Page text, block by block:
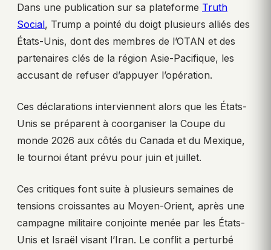
Dans une publication sur sa plateforme Truth
Social, Trump a pointé du doigt plusieurs alliés des
États-Unis, dont des membres de l’OTAN et des
partenaires clés de la région Asie-Pacifique, les
accusant de refuser d’appuyer l’opération.
Ces déclarations interviennent alors que les États-
Unis se préparent à coorganiser la Coupe du
monde 2026 aux côtés du Canada et du Mexique,
le tournoi étant prévu pour juin et juillet.
Ces critiques font suite à plusieurs semaines de
tensions croissantes au Moyen-Orient, après une
campagne militaire conjointe menée par les États-
Unis et Israël visant l’Iran. Le conflit a perturbé